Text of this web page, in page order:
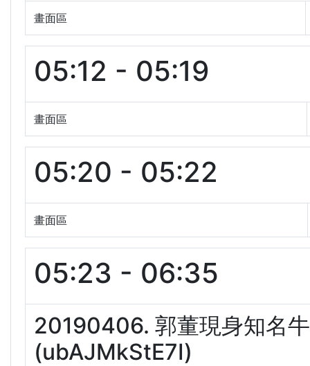
畫面區
05:12 - 05:19
畫面區
05:20 - 05:22
畫面區
05:23 - 06:35
20190406. 郭董現身知名
(ubAJMkStE7I)